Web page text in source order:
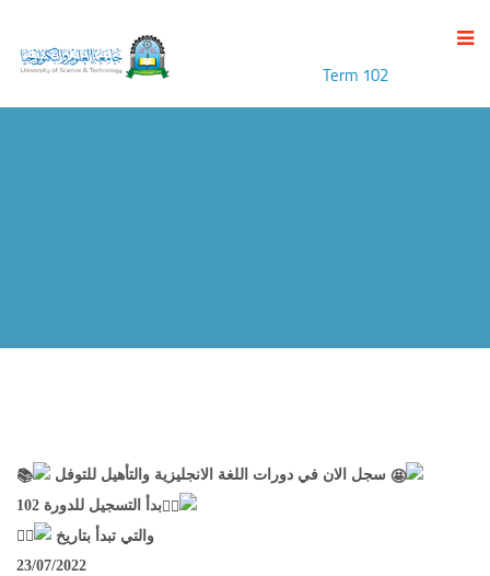
University of Science and Technology
>
Events > Term 102
سجل الان في دورات اللغة الانجليزية والتأهيل للتوفل
بدأ التسجيل للدورة 102
والتي تبدأ بتاريخ
23/07/2022